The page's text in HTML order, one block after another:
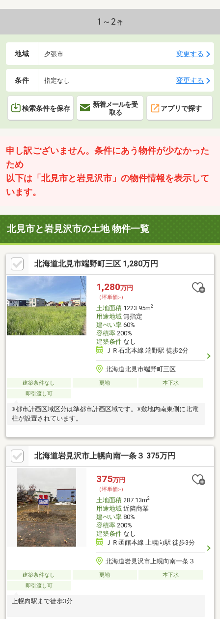
1～2 件
地域 夕張市 変更する
条件 指定なし 変更する
検索条件を保存
新着メールを受
取る
アプリで探す
申し訳ございません。条件にあう物件が少なかった
ため
以下は「北見市と岩見沢市」の物件情報を表示して
います。
北見市と岩見沢市の土地 物件一覧
北海道北見市端野町三区 1,280万円
1,280万円
（坪単価:-）
土地面積1223.95m2
用途地域無指定
建ぺい率60%
容積率200%
建築条件なし
ＪＲ石北本線 端野駅 徒歩2分
北海道北見市端野町三区
建築条件なし 更地
本下水
即引渡し可
※都市計画区域区分は準都市計画区域です。※敷地内南東側に北電
柱が設置されています。
北海道岩見沢市上幌向南一条３ 375万円
375万円
（坪単価:-）
土地面積287.13m2
用途地域近隣商業
建ぺい率80%
容積率200%
建築条件なし
ＪＲ函館本線 上幌向駅 徒歩3分
北海道岩見沢市上幌向南一条３
建築条件なし 更地
本下水
即引渡し可
上幌向駅まで徒歩3分